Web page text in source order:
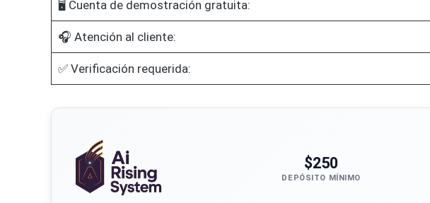
🖥️ Cuenta de demostración gratuita:
🎧 Atención al cliente:
✅ Verificación requerida:
$250
DEPÓSITO MÍNIMO